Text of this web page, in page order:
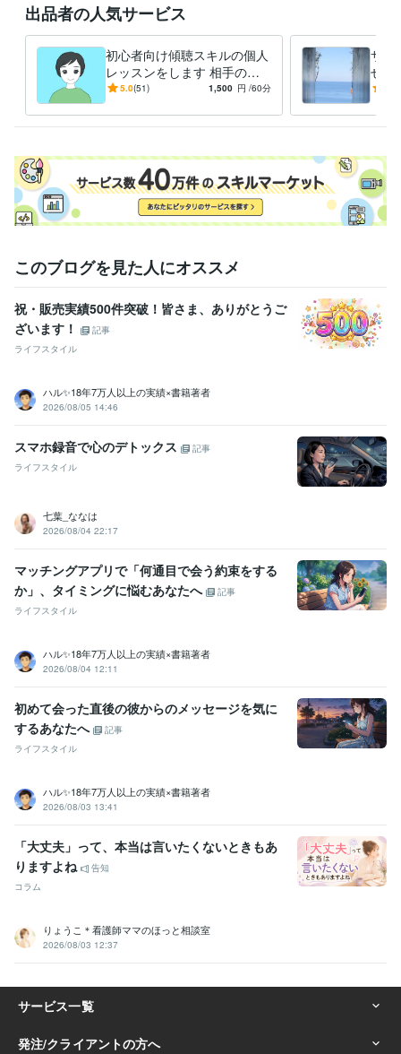
キャリアコンサルタント 取得年 : 2012年
産業カウンセラー 取得年 : 2011年
衛生管理者 取得年 : 2006年
得意分野
悩み相談・カウンセリング
カウンセリング、傾聴スキル、コーチン
グ
明治大学 2013年3月 ~ 2017年2月
出品者の人気サービス
初心者向け傾聴スキルの個人
レッスンをします 相手の心
と本音が分る話の聴き方です
5.0(51) 1,500 円 /60分
サク
せ！
と成
このブログを見た人にオススメ
祝・販売実績500件突破！皆さま、ありがとうご
ざいます！
記事
ライフスタイル
ハル✨18年7万人以上の実績×書籍著者
2026/08/05 14:46
スマホ録音で心のデトックス
記事
ライフスタイル
七葉_ななは
2026/08/04 22:17
マッチングアプリで「何通目で会う約束をする
か」、タイミングに悩むあなたへ
記事
ライフスタイル
ハル✨18年7万人以上の実績×書籍著者
2026/08/04 12:11
初めて会った直後の彼からのメッセージを気に
するあなたへ
記事
ライフスタイル
ハル✨18年7万人以上の実績×書籍著者
2026/08/03 13:41
「大丈夫」って、本当は言いたくないときもあ
りますよね
告知
コラム
りょうこ＊看護師ママのほっと相談室
2026/08/03 12:37